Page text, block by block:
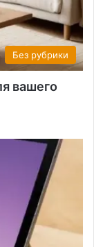
Без рубрики
вашего